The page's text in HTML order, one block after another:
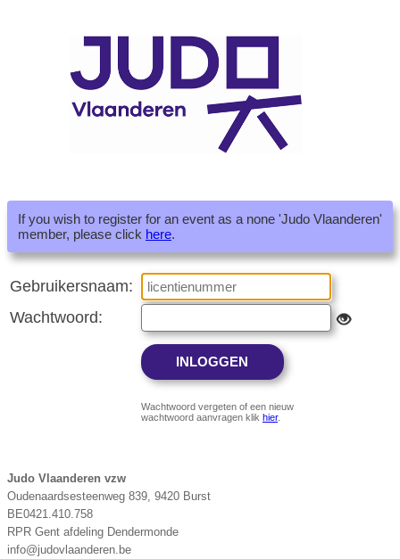
If you wish to register for an event as a none 'Judo Vlaanderen'
member, please click here.
Gebruikersnaam:
Wachtwoord:
Wachtwoord vergeten of een nieuw
wachtwoord aanvragen klik hier.
Judo Vlaanderen vzw
Oudenaardsesteenweg 839, 9420 Burst
BE0421.410.758
RPR Gent afdeling Dendermonde
info@judovlaanderen.be